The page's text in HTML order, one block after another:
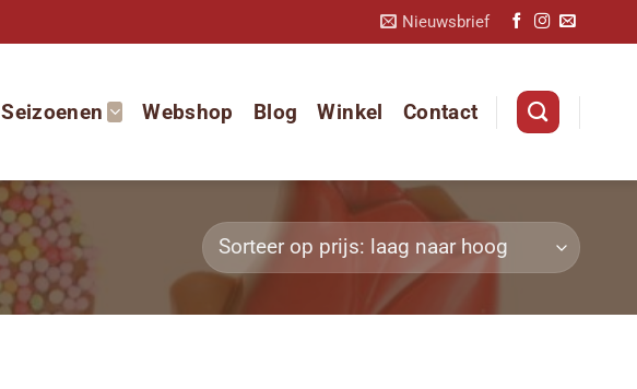
Nieuwsbrief
Seizoenen Webshop Blog Winkel Contact